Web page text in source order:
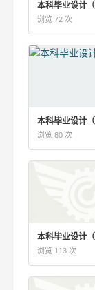
本科毕业设计
浏览 72 次
本科毕业设计
浏览 80 次
本科毕业设计
浏览 113 次